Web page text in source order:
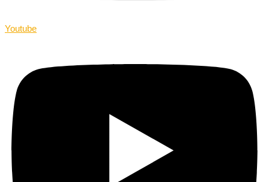
Youtube